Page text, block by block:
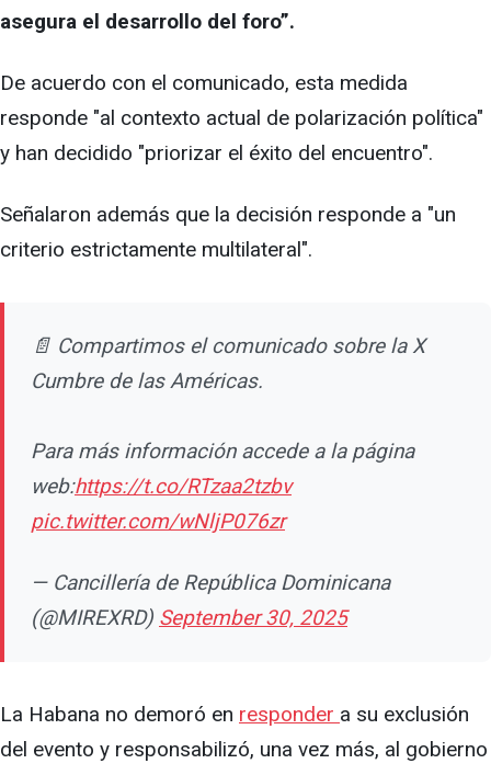
asegura el desarrollo del foro”.
De acuerdo con el comunicado, esta medida
responde "al contexto actual de polarización política"
y han decidido "priorizar el éxito del encuentro".
Señalaron además que la decisión responde a "un
criterio estrictamente multilateral".
📄 Compartimos el comunicado sobre la X
Cumbre de las Américas.
Para más información accede a la página
web:https://t.co/RTzaa2tzbv
pic.twitter.com/wNljP076zr
— Cancillería de República Dominicana
(@MIREXRD) September 30, 2025
La Habana no demoró en responder a su exclusión
del evento y responsabilizó, una vez más, al gobierno